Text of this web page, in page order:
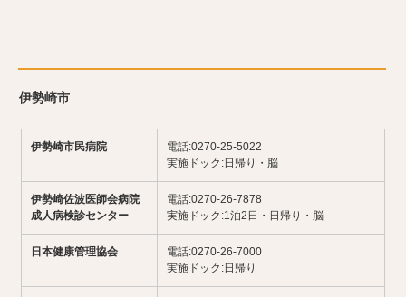
伊勢崎市
伊勢崎市民病院
電話:0270-25-5022
実施ドック:日帰り・脳
伊勢崎佐波医師会病院
成人病検診センター
電話:0270-26-7878
実施ドック:1泊2日・日帰り・脳
日本健康管理協会
電話:0270-26-7000
実施ドック:日帰り